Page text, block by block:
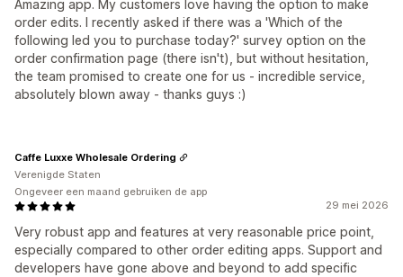
Amazing app. My customers love having the option to make
order edits. I recently asked if there was a 'Which of the
following led you to purchase today?' survey option on the
order confirmation page (there isn't), but without hesitation,
the team promised to create one for us - incredible service,
absolutely blown away - thanks guys :)
29 mei 2026
Very robust app and features at very reasonable price point,
especially compared to other order editing apps. Support and
developers have gone above and beyond to add specific
Caffe Luxxe Wholesale Ordering
Verenigde Staten
Ongeveer een maand gebruiken de app